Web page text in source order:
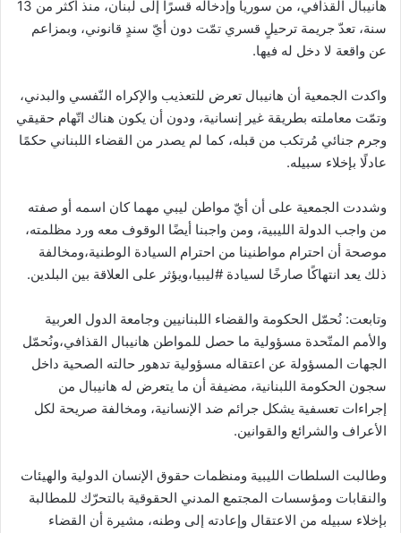
هانيبال القذافي، من ⁧‫سوريا‬⁩ وإدخاله قسرًا إلى ⁧‫لبنان‬⁩، منذ أكثر من 13
سنة، تعدّ جريمة ترحيلٍ قسري تمّت دون أيّ سندٍ قانوني، وبمزاعم
عن واقعة لا دخل له فيها.
‏واكدت الجمعية أن هانيبال تعرض للتعذيب والإكراه النّفسي والبدني،
وتمّت معاملته بطريقة غير إنسانية، ودون أن يكون هناك اتّهام حقيقي
وجرم جنائي مُرتكب من قبله، كما لم يصدر من القضاء اللبناني حكمًا
عادلًا بإخلاء سبيله.
‏وشددت الجمعية على أن أيّ مواطن ليبي مهما كان اسمه أو صفته
من واجب الدولة الليبية، ومن واجبنا أيضًا الوقوف معه ورد مظلمته،
موصحة أن احترام مواطنينا من احترام السيادة الوطنية،ومخالفة
ذلك يعد انتهاكًا صارخًا لسيادة ⁧‫#ليبيا‬⁩،ويؤثر على العلاقة بين البلدين.
‏وتابعت: نُحمّل الحكومة والقضاء اللبنانيين وجامعة الدول العربية
والأمم المتّحدة مسؤولية ما حصل للمواطن هانيبال القذافي،ونُحمّل
الجهات المسؤولة عن اعتقاله مسؤولية تدهور حالته الصحية داخل
سجون الحكومة اللبنانية، مضيفة أن ما يتعرض له هانيبال من
إجراءات تعسفية يشكل جرائم ضد الإنسانية، ومخالفة صريحة لكل
الأعراف والشرائع والقوانين.
‏وطالبت السلطات الليبية ومنظمات حقوق الإنسان الدولية والهيئات
والنقابات ومؤسسات المجتمع المدني الحقوقية بالتحرّك للمطالبة
بإخلاء سبيله من الاعتقال وإعادته إلى وطنه، مشيرة أن القضاء